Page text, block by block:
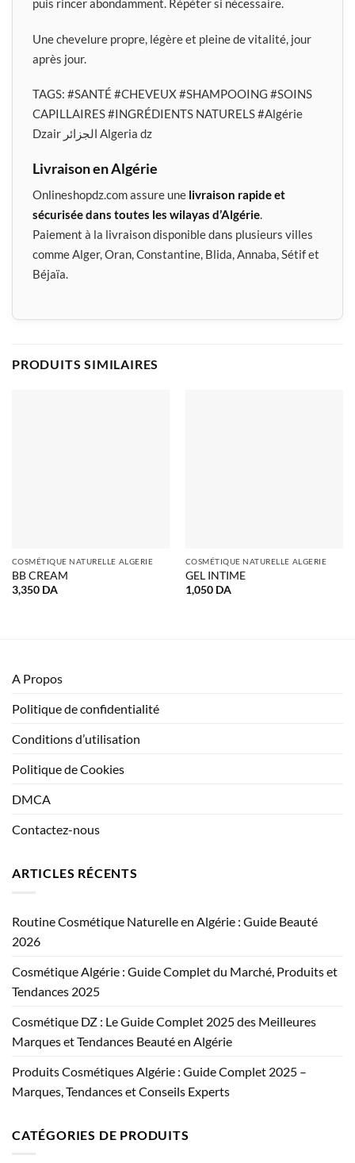
puis rincer abondamment. Répéter si nécessaire.
Une chevelure propre, légère et pleine de vitalité, jour
après jour.
TAGS: #SANTÉ #CHEVEUX#SHAMPOOING #SOINS
CAPILLAIRES#INGRÉDIENTS NATURELS #Algérie
Dzair الجزائر Algeria dz
Livraison en Algérie
Onlineshopdz.com assure une livraison rapide et
sécurisée dans toutes les wilayas d’Algérie.
Paiement à la livraison disponible dans plusieurs villes
comme Alger, Oran, Constantine, Blida, Annaba, Sétif et
Béjaïa.
PRODUITS SIMILAIRES
COSMÉTIQUE NATURELLE ALGERIE
BB CREAM
3,350 DA
COSMÉTIQUE NATURELLE ALGERIE
GEL INTIME
1,050 DA
A Propos
Politique de confidentialité
Conditions d’utilisation
Politique de Cookies
DMCA
Contactez-nous
ARTICLES RÉCENTS
Routine Cosmétique Naturelle en Algérie : Guide Beauté
2026
Cosmétique Algérie : Guide Complet du Marché, Produits et
Tendances 2025
Cosmétique DZ : Le Guide Complet 2025 des Meilleures
Marques et Tendances Beauté en Algérie
Produits Cosmétiques Algérie : Guide Complet 2025 –
Marques, Tendances et Conseils Experts
CATÉGORIES DE PRODUITS